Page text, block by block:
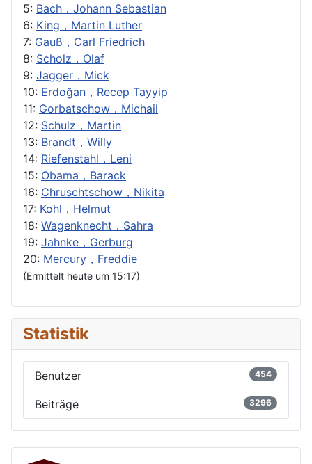
5: Bach，Johann Sebastian
6: King，Martin Luther
7: Gauß，Carl Friedrich
8: Scholz，Olaf
9: Jagger，Mick
10: Erdoğan，Recep Tayyip
11: Gorbatschow，Michail
12: Schulz，Martin
13: Brandt，Willy
14: Riefenstahl，Leni
15: Obama，Barack
16: Chruschtschow，Nikita
17: Kohl，Helmut
18: Wagenknecht，Sahra
19: Jahnke，Gerburg
20: Mercury，Freddie
(Ermittelt heute um 15:17)
Statistik
Benutzer 454
Beiträge 3296